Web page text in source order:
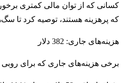
کسانی که از توان مالی کمتری
که پرهزینه هستند، توصیه کرد تا
هزینه‌های جاری: 382 دلار
برخی هزینه‌های جاری که برای